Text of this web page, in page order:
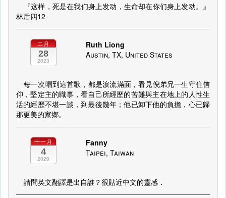
『这样，死是在我们身上发动，生命却在你们身上发动。』
林后四12
二月
28
2023
Ruth Liong
Austin, TX, United States
每一次唱到這首歌，都是淚流滿面，看見倪弟兄一生守住信
仰，堅定主的職事，看自己所經歷的苦難與主在地上的人性生
活的經歷不堪一談，到最後幾年；他已卸下他的負擔，心已歸
那更美的家鄉。
十一月
4
2020
Fanny
Taipei, Taiwan
請問英文翻譯是出自誰？很貼近中文的靈感．